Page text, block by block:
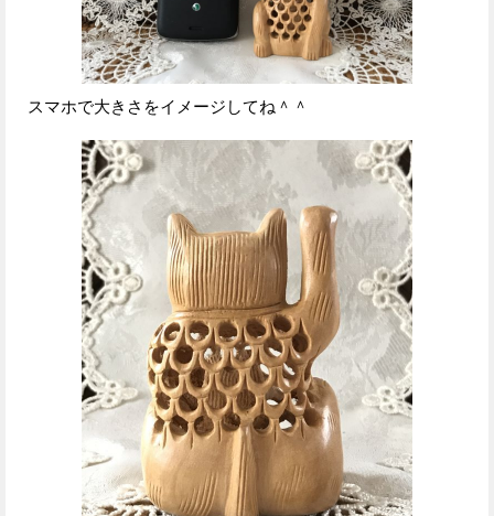
スマホで大きさをイメージしてね＾＾